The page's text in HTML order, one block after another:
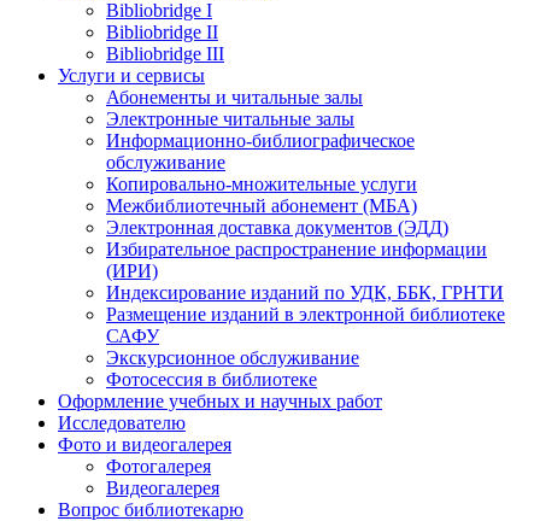
Bibliobridge I
Bibliobridge II
Bibliobridge III
Услуги и сервисы
Абонементы и читальные залы
Электронные читальные залы
Информационно-библиографическое
обслуживание
Копировально-множительные услуги
Межбиблиотечный абонемент (МБА)
Электронная доставка документов (ЭДД)
Избирательное распространение информации
(ИРИ)
Индексирование изданий по УДК, ББК, ГРНТИ
Размещение изданий в электронной библиотеке
САФУ
Экскурсионное обслуживание
Фотосессия в библиотеке
Оформление учебных и научных работ
Исследователю
Фото и видеогалерея
Фотогалерея
Видеогалерея
Вопрос библиотекарю